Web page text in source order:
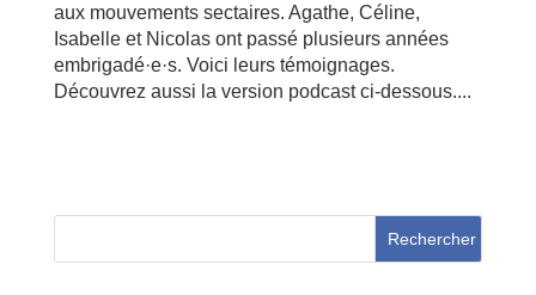
aux mouvements sectaires. Agathe, Céline,
Isabelle et Nicolas ont passé plusieurs années
embrigadé·e·s. Voici leurs témoignages.
Découvrez aussi la version podcast ci-dessous....